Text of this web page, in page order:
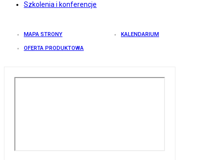
Szkolenia i konferencje
MAPA STRONY KALENDARIUM
OFERTA PRODUKTOWA